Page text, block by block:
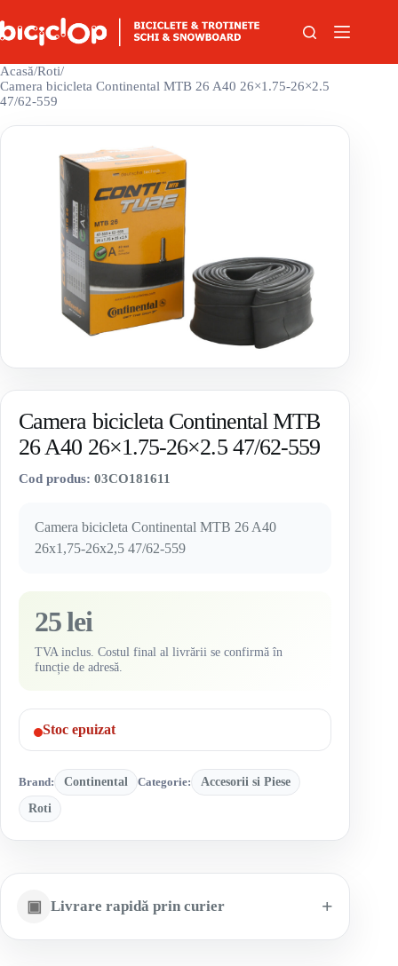
Acasă/Roti/
Camera bicicleta Continental MTB 26 A40 26×1.75-26×2.5
47/62-559
Camera bicicleta Continental MTB
26 A40 26×1.75-26×2.5 47/62-559
Cod produs: 03CO181611
Camera bicicleta Continental MTB 26 A40
26x1,75-26x2,5 47/62-559
25 lei
TVA inclus. Costul final al livrării se confirmă în
funcție de adresă.
Stoc epuizat
Brand: Continental Categorie:
Accesorii si Piese
Roti
▣ Livrare rapidă prin curier